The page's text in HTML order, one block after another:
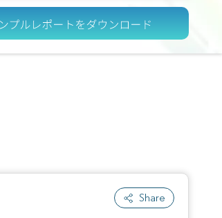
Share